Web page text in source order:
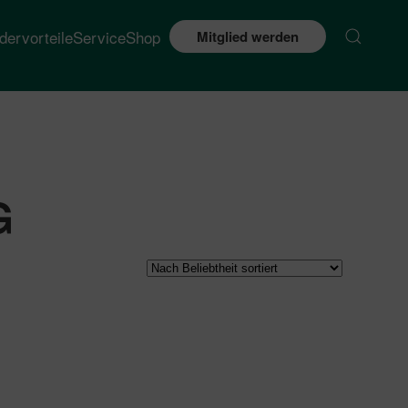
ServiceShop Mitglied werden